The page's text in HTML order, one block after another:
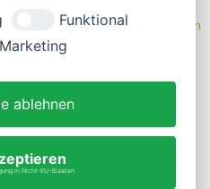
an Biowein, Biospirituosen
u.a. folgende
Funktional
Marketing
ablehnen
in Nicht-EU-Staaten